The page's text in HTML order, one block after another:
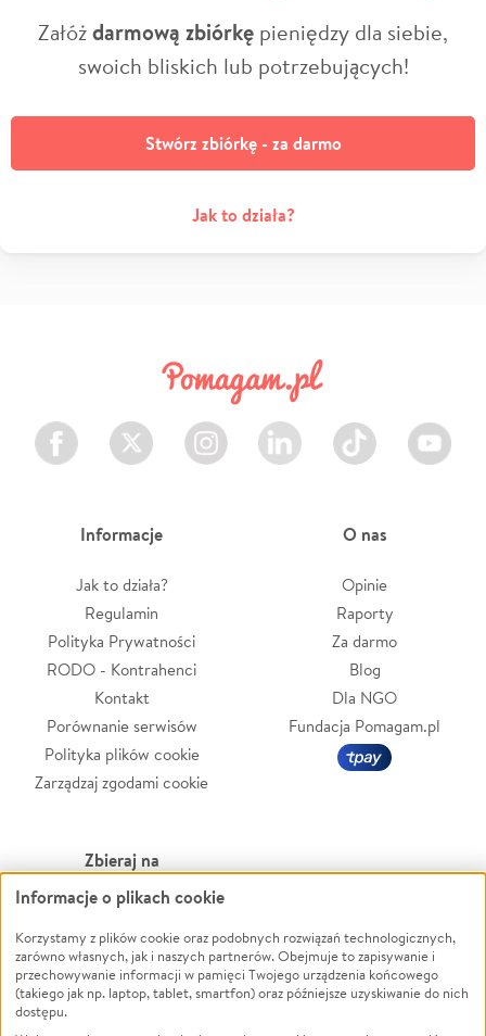
Załóżdarmową zbiórkę pieniędzy dla siebie,
swoich bliskich lub potrzebujących!
Stwórz zbiórkę - za darmo
Jak to działa?
Facebook Twitter Instagram LinkedIn TikTok Youtube
Informacje
Jak to działa?
Regulamin
Polityka Prywatności
RODO - Kontrahenci
Kontakt
Porównanie serwisów
Polityka plików cookie
Zarządzaj zgodami cookie
O nas
Opinie
Raporty
Za darmo
Blog
Dla NGO
Fundacja Pomagam.pl
Zbieraj na
Leczenie
Zwierzęta
Pożar
Ukraina
Powódź
Wichura
NGO
Informacje o plikach cookie
Korzystamy z plików cookie oraz podobnych rozwiązań technologicznych,
zarówno własnych, jak i naszych partnerów. Obejmuje to zapisywanie i
przechowywanie informacji w pamięci Twojego urządzenia końcowego
(takiego jak np. laptop, tablet, smartfon) oraz późniejsze uzyskiwanie do nich
dostępu.